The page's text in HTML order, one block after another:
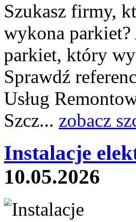
Szukasz firmy,
wykona
parkiet, który
Sprawdź
Usług
Szcz... zobacz
Instalacje
10.05.2026